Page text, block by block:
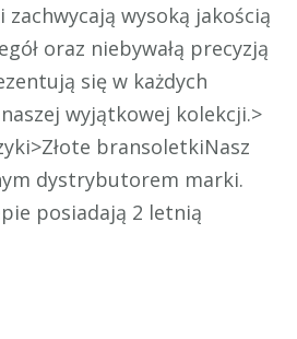
wysoką jakością
oraz niebywałą precyzją
się w każdych
wyjątkowej kolekcji.>
bransoletkiNasz
dystrybutorem marki.
posiadają 2 letnią